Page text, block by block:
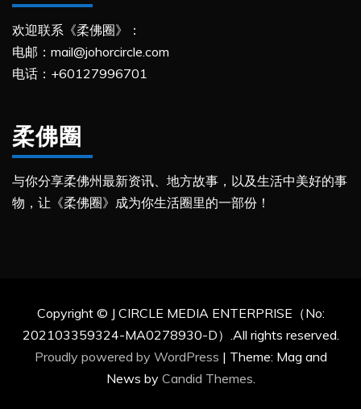
欢迎联系《柔佛圈》：
电邮：mail@johorcircle.com
电话：+60127996701
柔佛圈
与你分享柔佛州最新资讯、地方故事，以及生活中美好的事
物，让《柔佛圈》成为你生活圈里的一部份！
Copyright © J CIRCLE MEDIA ENTERPRISE（No:
202103359324-MA0278930-D）.All rights reserved.
Proudly powered by WordPress | Theme: Mag and
News by Candid Themes.